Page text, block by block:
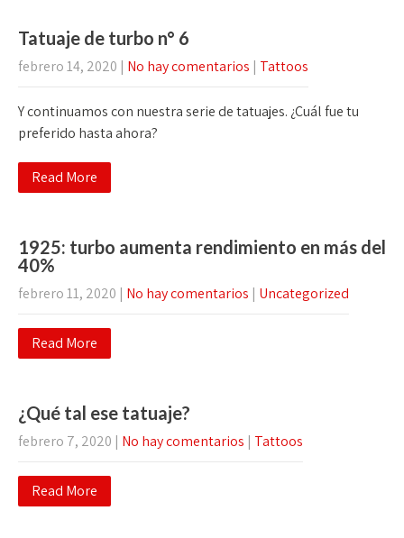
Tatuaje de turbo n° 6
febrero 14, 2020 | No hay comentarios | Tattoos
Y continuamos con nuestra serie de tatuajes. ¿Cuál fue tu
preferido hasta ahora?
Read More
1925: turbo aumenta rendimiento en más del
40%
febrero 11, 2020 | No hay comentarios | Uncategorized
Read More
¿Qué tal ese tatuaje?
febrero 7, 2020 | No hay comentarios | Tattoos
Read More